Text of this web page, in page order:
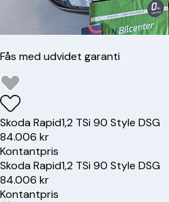
Fås med udvidet garanti
SkodaRapid1,2 TSi 90 Style DSG
84.006 kr
Kontantpris
SkodaRapid1,2 TSi 90 Style DSG
84.006 kr
Kontantpris